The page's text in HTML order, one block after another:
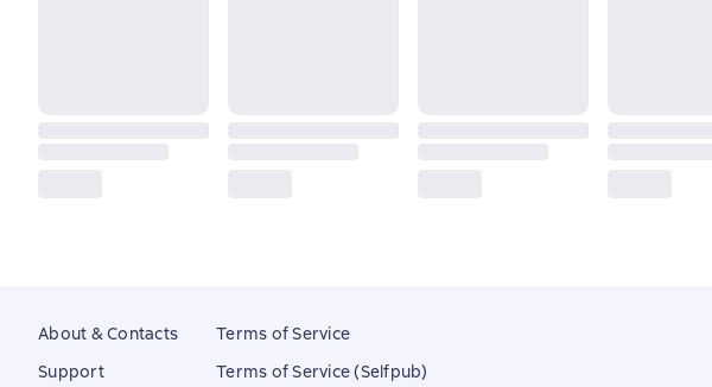
About & Contacts
Support
Terms of Service
Terms of Service (Selfpub)